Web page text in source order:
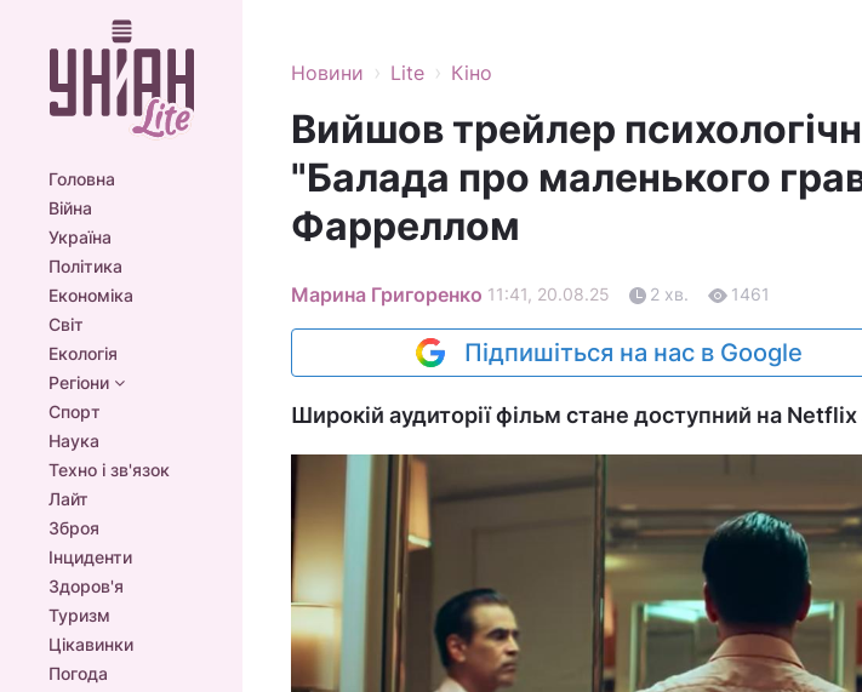
Головна
Війна
Україна
Політика
Економіка
Світ
Екологія
Регіони
Спорт
Наука
Техно і зв'язок
Лайт
Зброя
Інциденти
Здоров'я
Туризм
Цікавинки
Погода
Новини › Lite › Кіно
Вийшов трейлер
"Балада про маленького
Фарреллом
Марина Григоренко 11:41, 20.08.25 2 хв. 1461
Підпишіться на нас в Google
Широкій аудиторії фільм стане доступний на